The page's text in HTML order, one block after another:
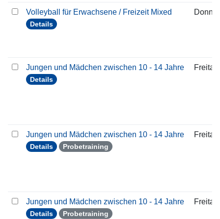
Volleyball für Erwachsene / Freizeit Mixed
Details
Jungen und Mädchen zwischen 10 - 14 Jahre
Details
Freitag
Jungen und Mädchen zwischen 10 - 14 Jahre
Details Probetraining
Freitag
Jungen und Mädchen zwischen 10 - 14 Jahre
Details Probetraining
Freitag